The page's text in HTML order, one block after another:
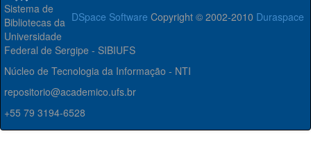
DSpace Software Copyright © 2002-2010 Duraspace
Sistema de
Bibliotecas da
Universidade
Federal de Sergipe - SIBIUFS
Núcleo de Tecnologia da Informação - NTI
repositorio@academico.ufs.br
+55 79 3194-6528